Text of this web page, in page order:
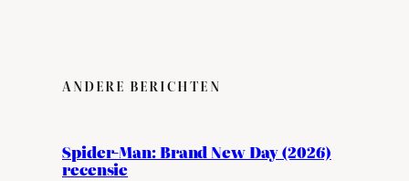
ANDERE BERICHTEN
Spider-Man: Brand New Day (2026)
recensie